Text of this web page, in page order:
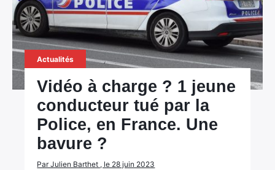
Actualités
Vidéo à charge ? 1 jeune
conducteur tué par la
Police, en France. Une
bavure ?
Par Julien Barthet , le 28 juin 2023